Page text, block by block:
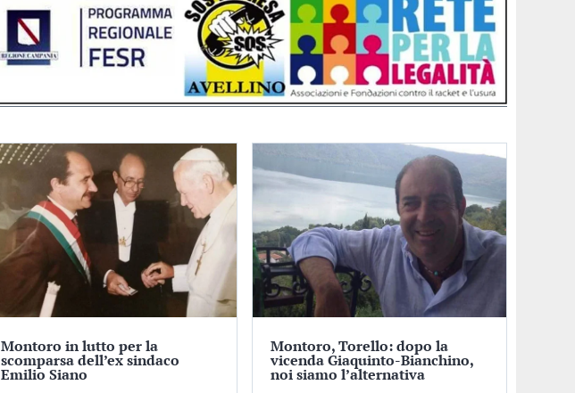
Montoro in lutto per la
scomparsa dell’ex sindaco
Emilio Siano
Montoro, Torello: dopo la
vicenda Giaquinto-Bianchino,
noi siamo l’alternativa